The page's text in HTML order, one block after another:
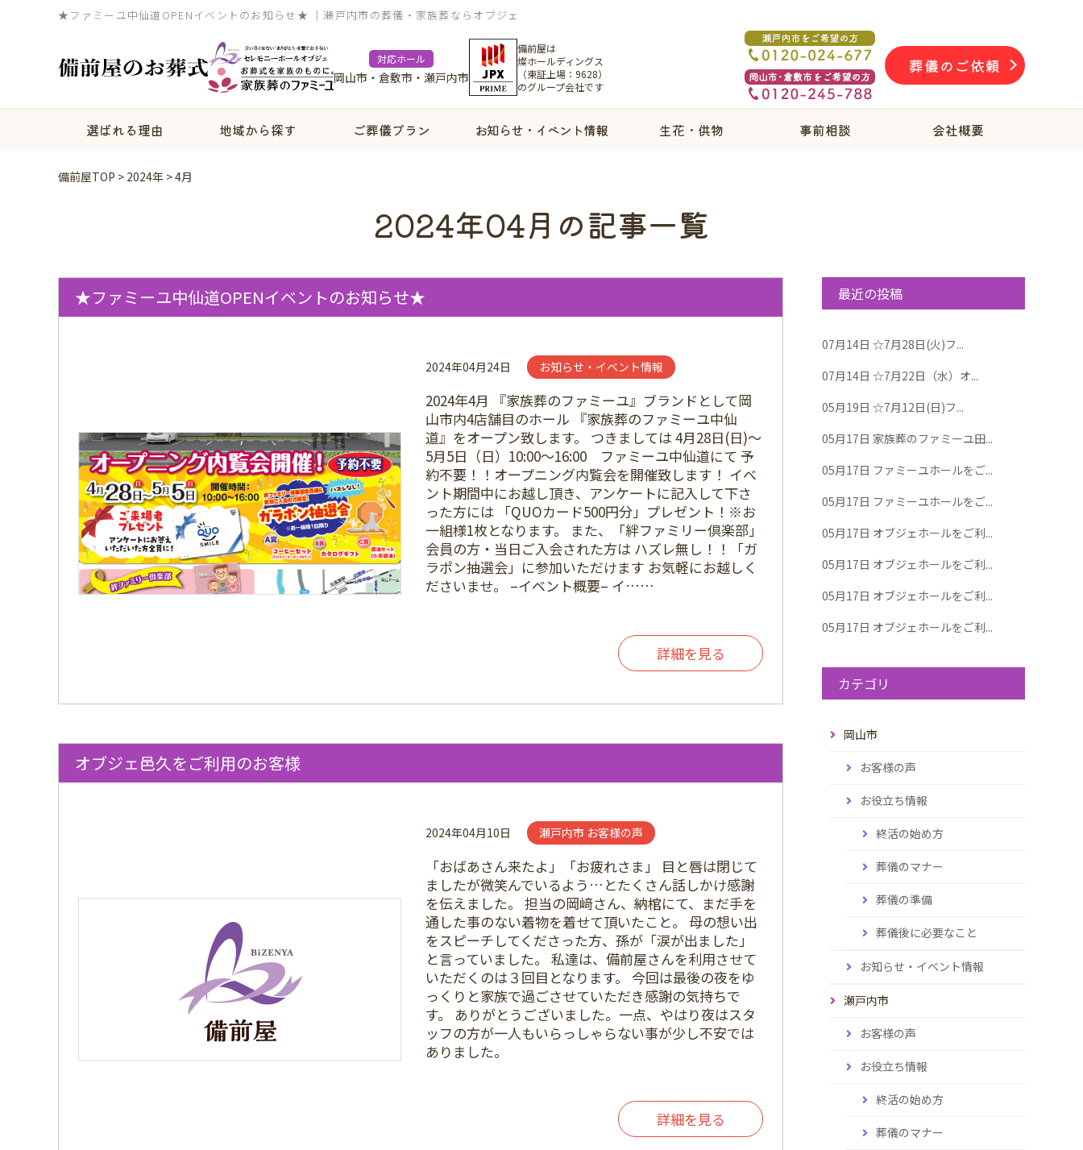
★ファミーユ中仙道OPENイベントのお知らせ★ ｜瀬戸内市の葬儀・家族葬ならオブジェ
対応ホール
岡山市・倉敷市・瀬戸内市
備前屋は
燦ホールディングス
（東証上場：9628）
のグループ会社です
葬儀のご依頼
選ばれる理由 地域から探す ご葬儀プラン お知らせ・イベント情報 生花・供物 事前相談 会社概要
備前屋TOP > 2024年 >4月
2024年04月の記事一覧
★ファミーユ中仙道OPENイベントのお知らせ★
2024年04月24日 お知らせ・イベント情報
2024年4月 『家族葬のファミーユ』ブランドとして岡
山市内4店舗目のホール 『家族葬のファミーユ中仙
道』をオープン致します。 つきましては 4月28日(日)～
5月5日（日）10:00～16:00 ファミーユ中仙道にて 予
約不要！！オープニング内覧会を開催致します！ イベ
ント期間中にお越し頂き、アンケートに記入して下さ
った方には 「QUOカード500円分」プレゼント！※お
一組様1枚となります。 また、「絆ファミリー倶楽部」
会員の方・当日ご入会された方は ハズレ無し！！「ガ
ラポン抽選会」に参加いただけます お気軽にお越しく
ださいませ。 –イベント概要– イ……
詳細を見る
オブジェ邑久をご利用のお客様
2024年04月10日 瀬戸内市 お客様の声
「おばあさん来たよ」「お疲れさま」 目と唇は閉じて
ましたが微笑んでいるよう…とたくさん話しかけ感謝
を伝えました。 担当の岡﨑さん、納棺にて、まだ手を
通した事のない着物を着せて頂いたこと。 母の想い出
をスピーチしてくださった方、孫が「涙が出ました」
と言っていました。 私達は、備前屋さんを利用させて
いただくのは３回目となります。 今回は最後の夜をゆ
っくりと家族で過ごさせていただき感謝の気持ちで
す。 ありがとうございました。一点、やはり夜はスタ
ッフの方が一人もいらっしゃらない事が少し不安では
ありました。
詳細を見る
最近の投稿
07月14日 ☆7月28日(火)フ...
07月14日 ☆7月22日（水）オ...
05月19日 ☆7月12日(日)フ...
05月17日 家族葬のファミーユ田...
05月17日 ファミーユホールをご...
05月17日 ファミーユホールをご...
05月17日 オブジェホールをご利...
05月17日 オブジェホールをご利...
05月17日 オブジェホールをご利...
05月17日 オブジェホールをご利...
カテゴリ
岡山市
お客様の声
お役立ち情報
終活の始め方
葬儀のマナー
葬儀の準備
葬儀後に必要なこと
お知らせ・イベント情報
瀬戸内市
お客様の声
お役立ち情報
終活の始め方
葬儀のマナー